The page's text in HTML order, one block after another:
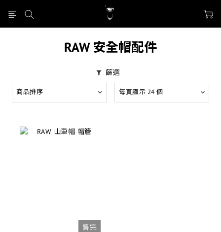
RAW 安全帽配件
篩選
商品排序 每頁顯示 24 個
售完